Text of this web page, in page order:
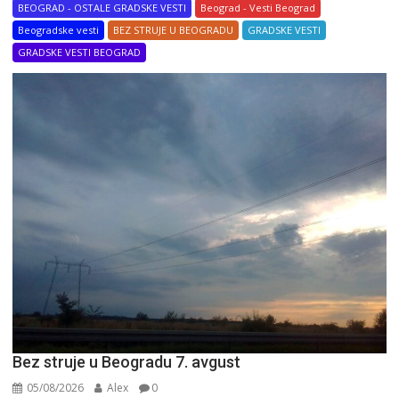
BEOGRAD - OSTALE GRADSKE VESTI
Beograd - Vesti Beograd
Beogradske vesti
BEZ STRUJE U BEOGRADU
GRADSKE VESTI
GRADSKE VESTI BEOGRAD
Bez struje u Beogradu 7. avgust
05/08/2026 Alex 0